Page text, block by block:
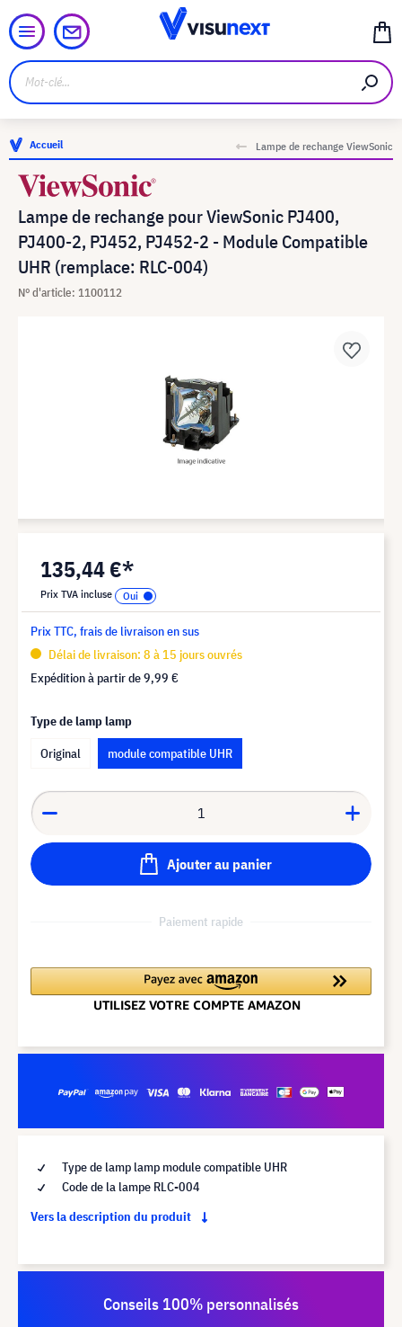
Accueil Lampe de rechange ViewSonic
Lampe de rechange pour ViewSonic PJ400,
PJ400-2, PJ452, PJ452-2 - Module Compatible
UHR (remplace: RLC-004)
N° d'article: 1100112
135,44 €*
Prix TVA incluse
Prix TTC, frais de livraison en sus
Délai de livraison: 8 à 15 jours ouvrés
Expédition à partir de9,99 €
Type de lamp lamp
Original
module compatible UHR
Ajouter au panier
Paiement rapide
Type de lamp lamp module compatible UHR
Code de la lampe RLC-004
Vers la description du produit
Conseils 100% personnalisés